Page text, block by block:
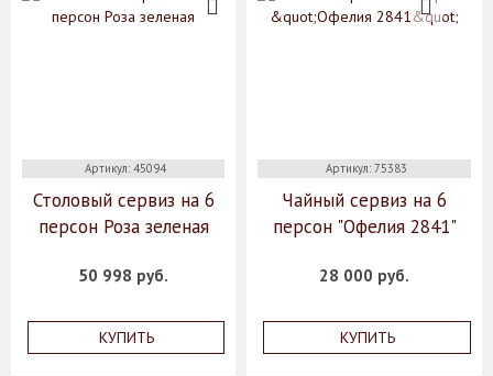
Артикул: 45094
Столовый сервиз на 6
персон Роза зеленая
50 998 руб.
КУПИТЬ
Артикул: 75383
Чайный сервиз на 6
персон "Офелия 2841"
28 000 руб.
КУПИТЬ